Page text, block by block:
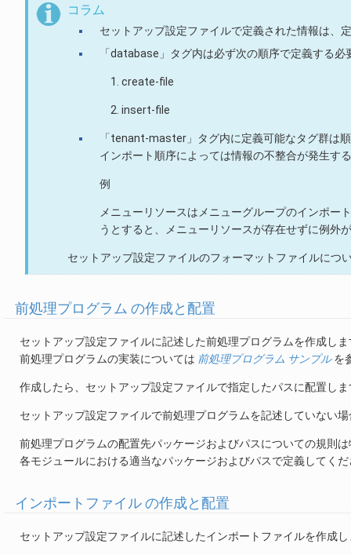
コラム
セットアップ設定ファイルで定義された情報は、
「database」タグ内は必ず次の順序で定義する必
create-file
insert-file
「tenant-master」タグ内に定義可能なタグ群は
インポート順序によっては情報の不整合が発生す
例
メニューリソースはメニューグループのインポー
うとすると、メニューリソースが存在せずに例外
セットアップ設定ファイルのフォーマットファイルにつ
前処理プログラム の作成と配置
セットアップ設定ファイルに記述した前処理プログラムを作成しま
前処理プログラムの実装については 前処理プログラム サンプルを
作成したら、セットアップ設定ファイルで指定したパスに配置しま
セットアップ設定ファイルで前処理プログラムを記述していない
前処理プログラムの配置先パッケージおよびパスについての規則
各モジュールにおける適当なパッケージおよびパスで定義してく
インポートファイル の作成と配置
セットアップ設定ファイルに記述したインポートファイルを作成